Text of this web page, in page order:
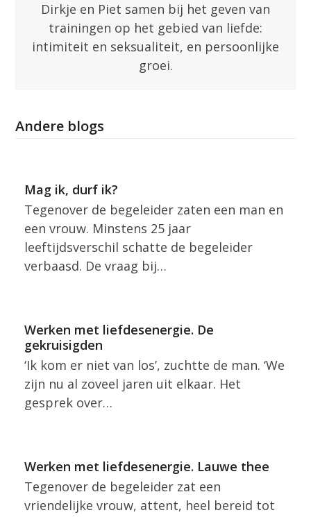
Dirkje en Piet samen bij het geven van
trainingen op het gebied van liefde:
intimiteit en seksualiteit, en persoonlijke
groei.
Andere blogs
Mag ik, durf ik?
Tegenover de begeleider zaten een man en
een vrouw. Minstens 25 jaar
leeftijdsverschil schatte de begeleider
verbaasd. De vraag bij…
Werken met liefdesenergie. De
gekruisigden
‘Ik kom er niet van los’, zuchtte de man. ‘We
zijn nu al zoveel jaren uit elkaar. Het
gesprek over…
Werken met liefdesenergie. Lauwe thee
Tegenover de begeleider zat een
vriendelijke vrouw, attent, heel bereid tot